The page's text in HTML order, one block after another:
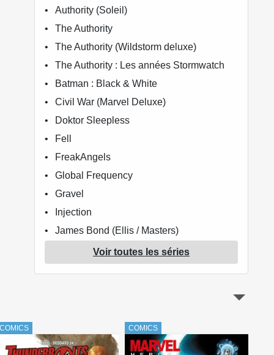
Authority (Soleil)
The Authority
The Authority (Wildstorm deluxe)
The Authority : Les années Stormwatch
Batman : Black & White
Civil War (Marvel Deluxe)
Doktor Sleepless
Fell
FreakAngels
Global Frequency
Gravel
Injection
James Bond (Ellis / Masters)
Le meilleur des Super-Héros Marvel
Marvel - Les grandes sagas
Marvel Comics - La collection de référence
Marvel Gold
Voir toutes les séries
COMICS COMICS